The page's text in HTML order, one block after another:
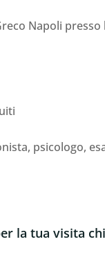
Napoli presso
psicologo,
la tua visita